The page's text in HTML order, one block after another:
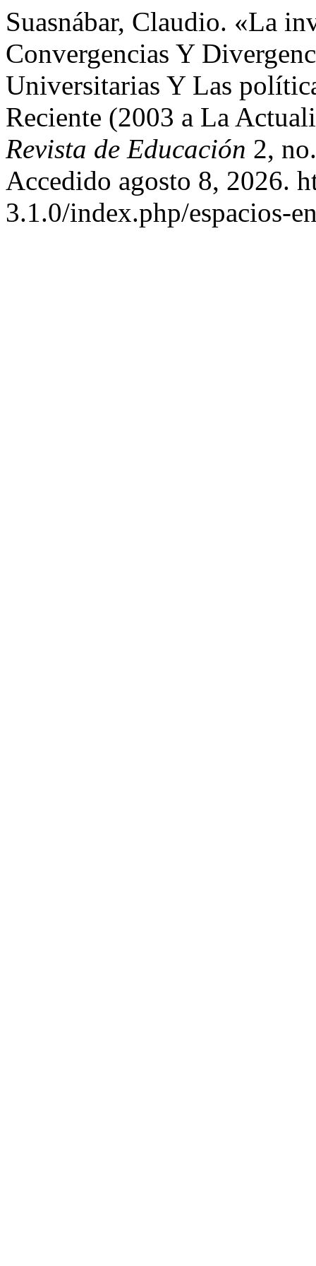
Suasnábar, Claudio. «La
Convergencias Y
Universitarias Y Las
Reciente (2003 a La
Revista de Educación 2,
Accedido agosto 8, 2026.
3.1.0/index.php/espacios-